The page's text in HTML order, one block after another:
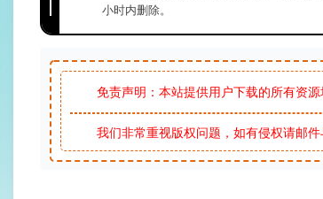
小时内删除。
免责声明：本站提供用户下载的所有资
我们非常重视版权问题，如有侵权请邮